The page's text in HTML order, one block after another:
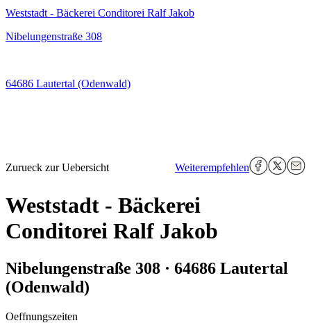
Weststadt - Bäckerei Conditorei Ralf Jakob
Nibelungenstraße 308
64686 Lautertal (Odenwald)
Zurueck zur Uebersicht Weiterempfehlen
Weststadt - Bäckerei
Conditorei Ralf Jakob
Nibelungenstraße 308 · 64686 Lautertal
(Odenwald)
Oeffnungszeiten